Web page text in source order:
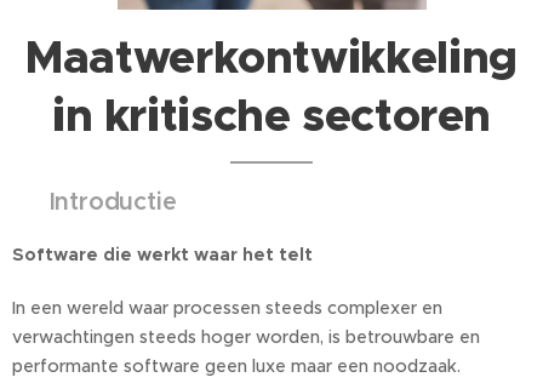
Maatwerkontwikkeling
in kritische sectoren
Introductie
Software die werkt waar het telt
In een wereld waar processen steeds complexer en
verwachtingen steeds hoger worden, is betrouwbare en
performante software geen luxe maar een noodzaak.